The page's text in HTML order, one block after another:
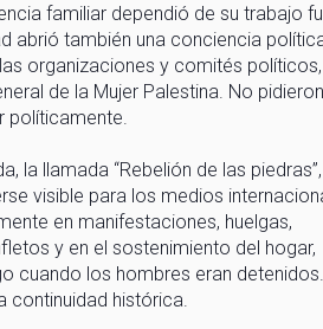
familiar dependió de su trabajo
abrió también una conciencia
organizaciones y comités políticos,
de la Mujer Palestina. No pidieron
políticamente.
la llamada “Rebelión de las
visible para los medios
en manifestaciones, huelgas,
y en el sostenimiento del hogar,
cuando los hombres eran
continuidad histórica.